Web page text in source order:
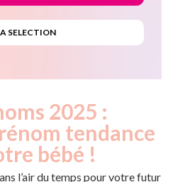
2025 :
tendance
bébé !
l’air du temps pour votre futur